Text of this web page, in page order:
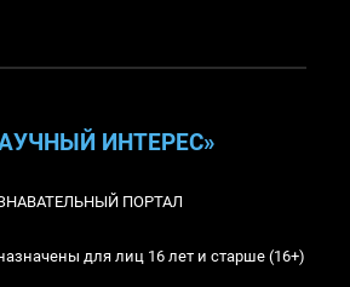
ИНТЕРЕС»
ПОРТАЛ
для лиц 16 лет и старше (16+)